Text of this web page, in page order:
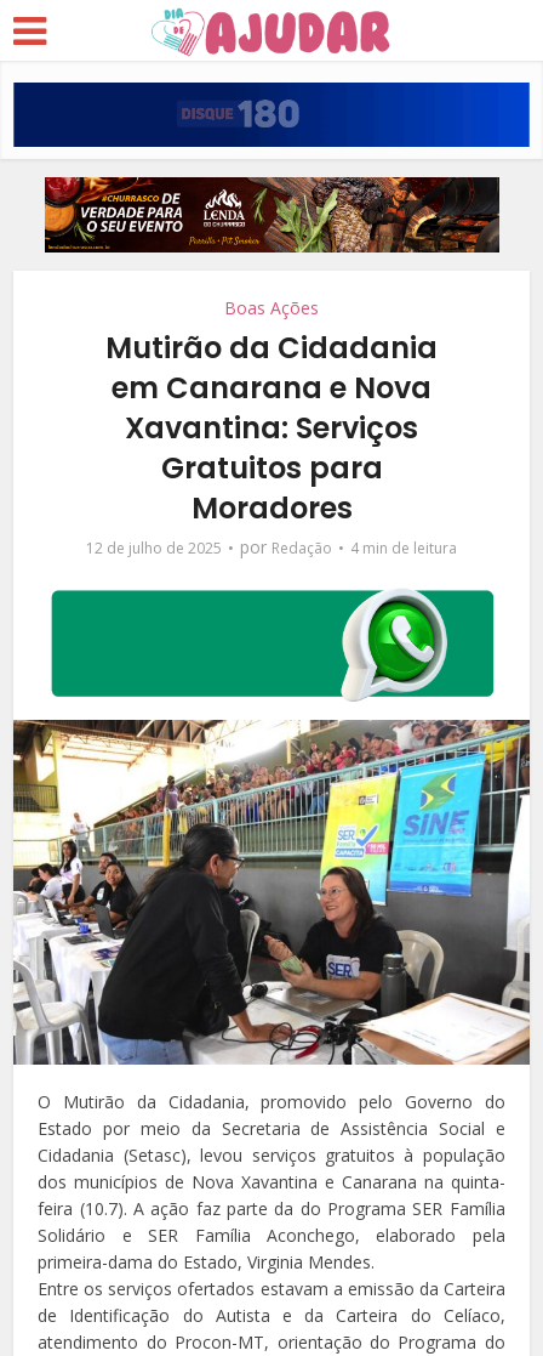
Boas Ações
Mutirão da Cidadania
em Canarana e Nova
Xavantina: Serviços
Gratuitos para
Moradores
12 de julho de 2025 por Redação 4 min de leitura
O Mutirão da Cidadania, promovido pelo Governo do
Estado por meio da Secretaria de Assistência Social e
Cidadania (Setasc), levou serviços gratuitos à população
dos municípios de Nova Xavantina e Canarana na quinta-
feira (10.7). A ação faz parte da do Programa SER Família
Solidário e SER Família Aconchego, elaborado pela
primeira-dama do Estado, Virginia Mendes.
Entre os serviços ofertados estavam a emissão da Carteira
de Identificação do Autista e da Carteira do Celíaco,
atendimento do Procon-MT, orientação do Programa do